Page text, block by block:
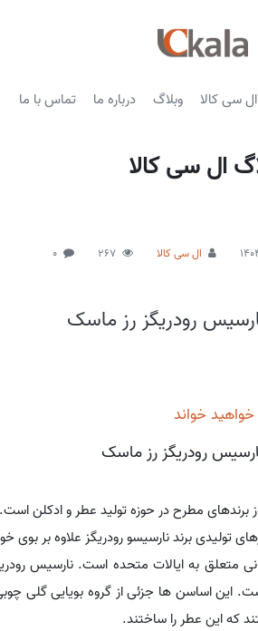
سی کالا وبلاگ درباره ما تماس با ما
ال سی کالا
ال سی کالا 267
0
رودریگز رز ماسک
خواند
رودریگز رز ماسک
برندهای مطرح در حوزه تولید عطر و ادکلن است.
تولیدی برند نارسیسو رودریگز علاوه بر
این اساسن ها جزئی از گروه بویایی گلی
این عطر را ساختند.